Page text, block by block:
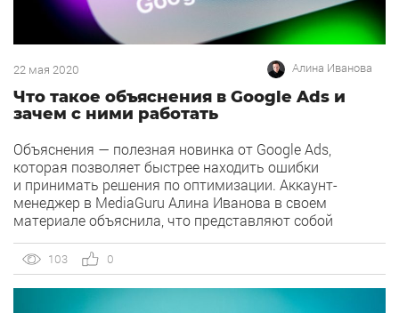
22 мая 2020 Алина Иванова
Что такое объяснения в Google Ads и
зачем с ними работать
Объяснения — полезная новинка от Google Ads,
которая позволяет быстрее находить ошибки
и принимать решения по оптимизации. Аккаунт-
менеджер в MediaGuru Алина Иванова в своем
материале объяснила, что представляют собой
работать. Google Ads заинтересован в том, чтобы
мы быстрее и четче делали выводы по оптимизации
рекламных кампаний и развивали свои проекты.
103 0